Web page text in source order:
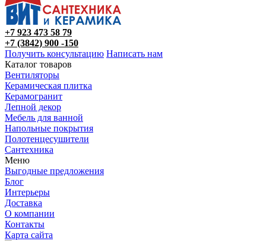
+7 923 473 58 79
+7 (3842) 900 -150
Получить консультацию Написать нам
Каталог товаров
Вентиляторы
Керамическая плитка
Керамогранит
Лепной декор
Мебель для ванной
Напольные покрытия
Полотенцесушители
Сантехника
Меню
Выгодные предложения
Блог
Интерьеры
Доставка
О компании
Контакты
Карта сайта